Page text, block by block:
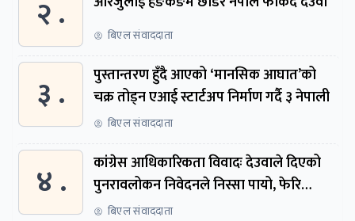
२ . बिएल संवाददाता
३ .
पुस्तान्तरण हुँदै आएको ‘मानसिक आघात’को
चक्र तोड्न एआई स्टार्टअप निर्माण गर्दै ३ नेपाली
बिएल संवाददाता
४ .
कांग्रेस आधिकारिकता विवादः देउवाले दिएको
पुनरावलोकन निवेदनले निस्सा पायो, फेरि
सुरुदेखि सुनुवाइ हुने
बिएल संवाददाता